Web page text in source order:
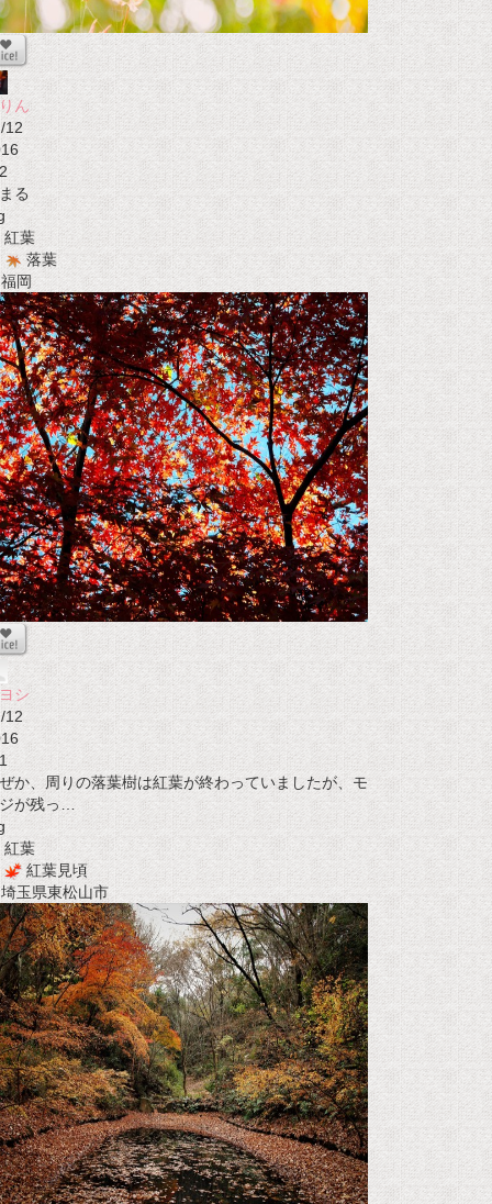
ん
12
2
る
紅葉
落葉
岡
シ
12
1
か、周りの落葉樹は紅葉が終わっていましたが、モ
が残っ…
紅葉
紅葉見頃
玉県東松山市